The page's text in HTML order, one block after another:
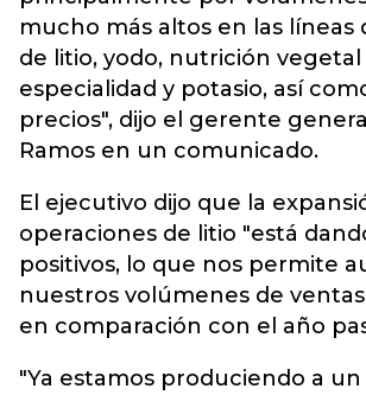
mucho más altos en las líneas
de litio, yodo, nutrición vegetal
especialidad y potasio, así
precios", dijo el gerente
Ramos en un comunicado.
El ejecutivo dijo que la
operaciones de litio "está
positivos, lo que nos permite
nuestros volúmenes de
en comparación con el año
"Ya estamos produciendo a